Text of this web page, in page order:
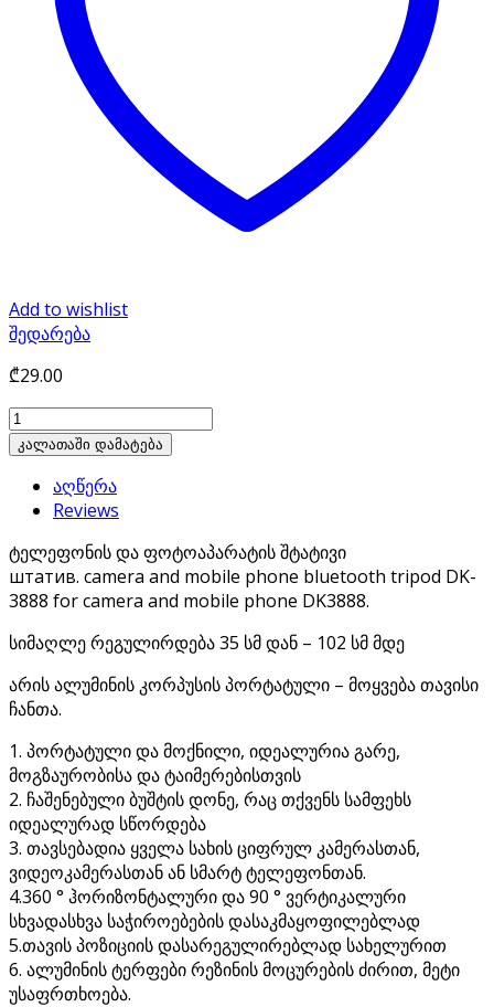
Add to wishlist
შედარება
₾29.00
bluetooth
tripod
camera
and
phone
შტატივი
quantity
კალათაში დამატება
აღწერა
Reviews
ტელეფონის და ფოტოაპარატის შტატივი
штатив. camera and mobile phone bluetooth tripod DK-
3888 for camera and mobile phone DK3888.
სიმაღლე რეგულირდება 35 სმ დან – 102 სმ მდე
არის ალუმინის კორპუსის პორტატული – მოყვება თავისი
ჩანთა.
1. პორტატული და მოქნილი, იდეალურია გარე,
მოგზაურობისა და ტაიმერებისთვის
2. ჩაშენებული ბუშტის დონე, რაც თქვენს სამფეხს
იდეალურად სწორდება
3. თავსებადია ყველა სახის ციფრულ კამერასთან,
ვიდეოკამერასთან ან სმარტ ტელეფონთან.
4.360 ° ჰორიზონტალური და 90 ° ვერტიკალური
სხვადასხვა საჭიროებების დასაკმაყოფილებლად
5.თავის პოზიციის დასარეგულირებლად სახელურით
6. ალუმინის ტერფები რეზინის მოცურების ძირით, მეტი
უსაფრთხოება.